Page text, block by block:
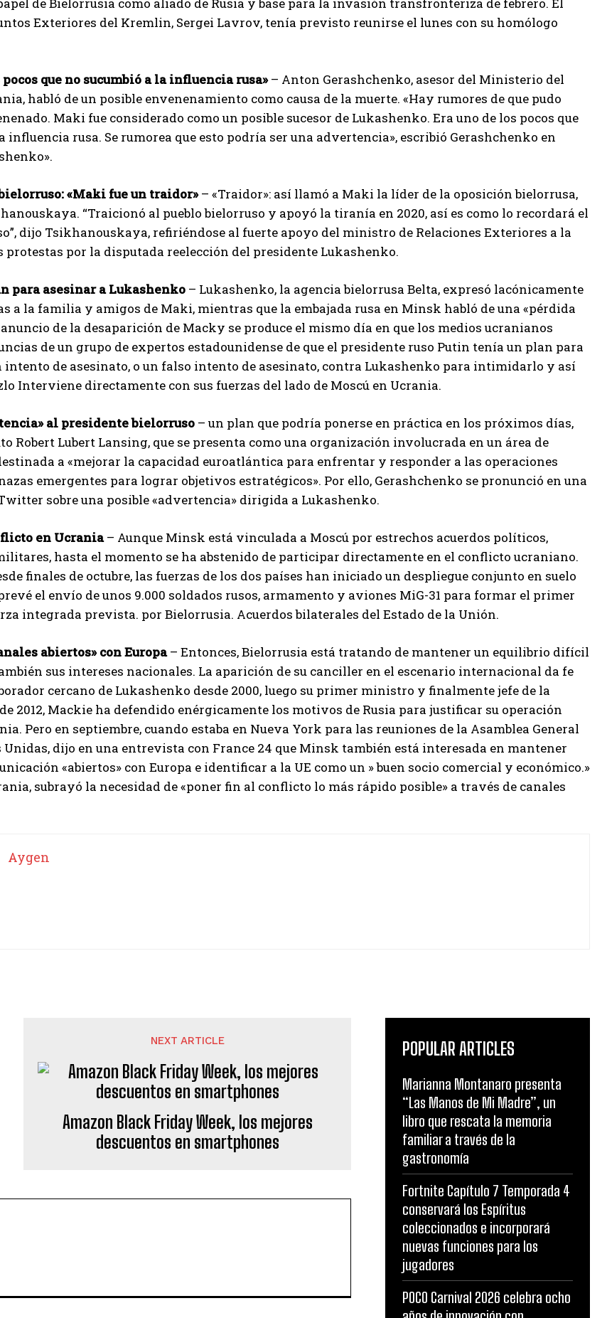
Aygen
de Bielorrusia como aliado de Rusia y base para la invasión transfronteriza de febrero. El
Exteriores del Kremlin, Sergei Lavrov, tenía previsto reunirse el lunes con su homólogo
pocos que no sucumbió a la influencia rusa»– Anton Gerashchenko, asesor del Ministerio del
habló de un posible envenenamiento como causa de la muerte. «Hay rumores de que pudo
Maki fue considerado como un posible sucesor de Lukashenko. Era uno de los pocos que
influencia rusa. Se rumorea que esto podría ser una advertencia», escribió Gerashchenko en
«Maki fue un traidor»– «Traidor»: así llamó a Maki la líder de la oposición bielorrusa,
“Traicionó al pueblo bielorruso y apoyó la tiranía en 2020, así es como lo recordará el
dijo Tsikhanouskaya, refiriéndose al fuerte apoyo del ministro de Relaciones Exteriores a la
protestas por la disputada reelección del presidente Lukashenko.
para asesinar a Lukashenko – Lukashenko, la agencia bielorrusa Belta, expresó lacónicamente
a la familia y amigos de Maki, mientras que la embajada rusa en Minsk habló de una «pérdida
de la desaparición de Macky se produce el mismo día en que los medios ucranianos
de un grupo de expertos estadounidense de que el presidente ruso Putin tenía un plan para
intento de asesinato, o un falso intento de asesinato, contra Lukashenko para intimidarlo y así
Interviene directamente con sus fuerzas del lado de Moscú en Ucrania.
al presidente bielorruso – un plan que podría ponerse en práctica en los próximos días,
Robert Lubert Lansing, que se presenta como una organización involucrada en un área de
a «mejorar la capacidad euroatlántica para enfrentar y responder a las operaciones
emergentes para lograr objetivos estratégicos». Por ello, Gerashchenko se pronunció en una
sobre una posible «advertencia» dirigida a Lukashenko.
en Ucrania– Aunque Minsk está vinculada a Moscú por estrechos acuerdos políticos,
hasta el momento se ha abstenido de participar directamente en el conflicto ucraniano.
finales de octubre, las fuerzas de los dos países han iniciado un despliegue conjunto en suelo
el envío de unos 9.000 soldados rusos, armamento y aviones MiG-31 para formar el primer
integrada prevista. por Bielorrusia. Acuerdos bilaterales del Estado de la Unión.
abiertos» con Europa– Entonces, Bielorrusia está tratando de mantener un equilibrio difícil
sus intereses nacionales. La aparición de su canciller en el escenario internacional da fe
cercano de Lukashenko desde 2000, luego su primer ministro y finalmente jefe de la
2012, Mackie ha defendido enérgicamente los motivos de Rusia para justificar su operación
Pero en septiembre, cuando estaba en Nueva York para las reuniones de la Asamblea General
Unidas, dijo en una entrevista con France 24 que Minsk también está interesada en mantener
«abiertos» con Europa e identificar a la UE como un » buen socio comercial y económico.»
subrayó la necesidad de «poner fin al conflicto lo más rápido posible» a través de canales
Aygen
NEXT ARTICLE
Amazon Black Friday Week, los mejores
descuentos en smartphones
POPULAR ARTICLES
Marianna Montanaro presenta
“Las Manos de Mi Madre”, un
libro que rescata la memoria
familiar a través de la
gastronomía
Fortnite Capítulo 7 Temporada 4
conservará los Espíritus
coleccionados e incorporará
nuevas funciones para los
jugadores
POCO Carnival 2026 celebra ocho